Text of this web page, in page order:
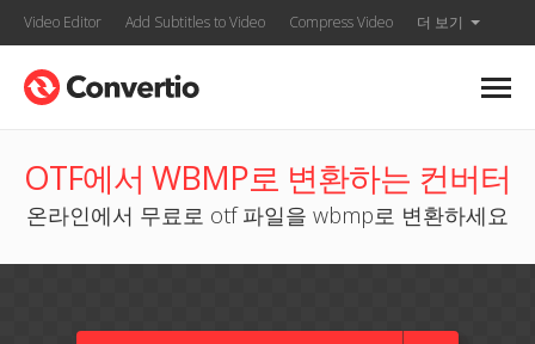
Video Editor Add Subtitles to Video Compress Video 더 보기
OTF에서 WBMP로 변환하는 컨버터
온라인에서 무료로 otf 파일을 wbmp로 변환하세요